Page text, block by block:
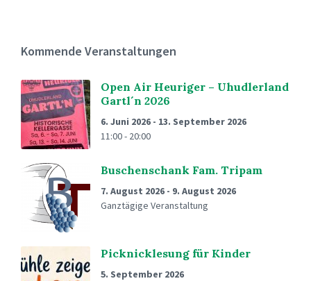
Kommende Veranstaltungen
Open Air Heuriger – Uhudlerland
Gartl´n 2026
6. Juni 2026 - 13. September 2026
11:00 - 20:00
Buschenschank Fam. Tripam
7. August 2026 - 9. August 2026
Ganztägige Veranstaltung
Picknicklesung für Kinder
5. September 2026